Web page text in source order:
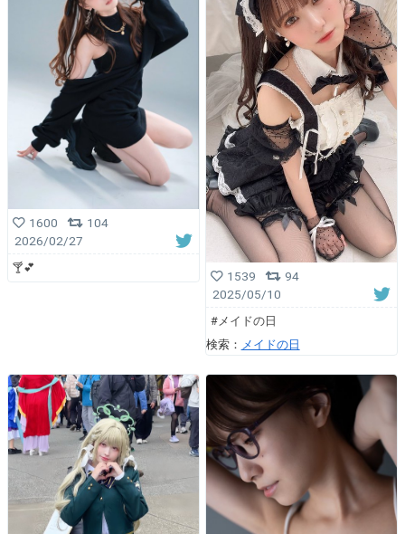
1600
104
2026/02/27
︎🍸💕︎︎
1539
94
2025/05/10
#メイドの日
検索： メイドの日